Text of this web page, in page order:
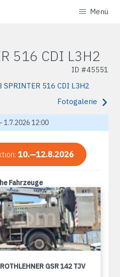
Menü
516 CDI L3H2
ID #45551
Fotogalerie
1.7.2026 12:00
10.—12.8.2026
Fahrzeuge
GSR 142 TJV